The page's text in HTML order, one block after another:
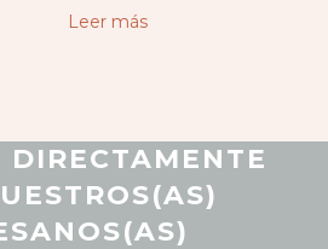
Leer más
DIRECTAMENTE